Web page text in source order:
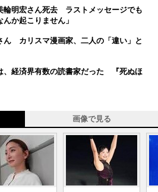
輪明宏さん死去 ラストメッセージでも
か起こりません」
ん カリスマ漫画家、二人の「違い」と
、経済界有数の読書家だった 『死ぬほ
画像で見る